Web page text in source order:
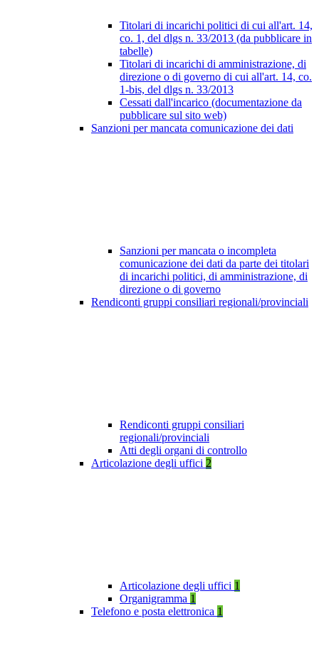
Titolari di incarichi politici di cui all'art. 14,
co. 1, del dlgs n. 33/2013 (da pubblicare in
tabelle)
Titolari di incarichi di amministrazione, di
direzione o di governo di cui all'art. 14, co.
1-bis, del dlgs n. 33/2013
Cessati dall'incarico (documentazione da
pubblicare sul sito web)
Sanzioni per mancata comunicazione dei dati
Sanzioni per mancata o incompleta
comunicazione dei dati da parte dei titolari
di incarichi politici, di amministrazione, di
direzione o di governo
Rendiconti gruppi consiliari regionali/provinciali
Rendiconti gruppi consiliari
regionali/provinciali
Atti degli organi di controllo
Articolazione degli uffici 2
Articolazione degli uffici 1
Organigramma 1
Telefono e posta elettronica 1